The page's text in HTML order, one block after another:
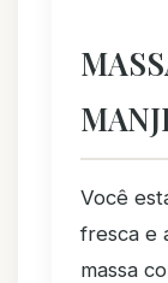
Você
fresca e
massa